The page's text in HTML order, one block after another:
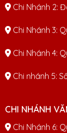
Chi Nhánh 2:
Chi Nhánh 3:
Chi Nhánh 4:
Chi nhánh 5:
CHI NHÁNH
Chi Nhánh 6: